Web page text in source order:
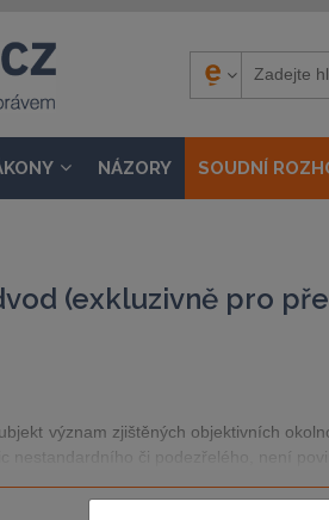
NÁZORY SOUDNÍ
(exkluzivně pro
význam zjištěných objektivních
nestandardního či podezřelého, není